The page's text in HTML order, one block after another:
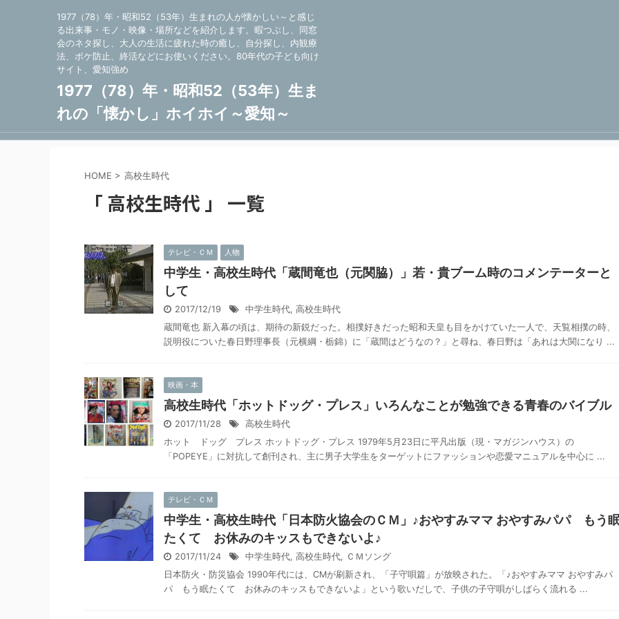
1977（78）年・昭和52（53年）生まれの人が懐かしい～と感じ
る出来事・モノ・映像・場所などを紹介します。暇つぶし、同窓
会のネタ探し、大人の生活に疲れた時の癒し、自分探し、内観療
法、ボケ防止、終活などにお使いください。80年代の子ども向け
サイト、愛知強め
1977（78）年・昭和52（53年）生ま
れの「懐かし」ホイホイ～愛知～
HOME > 高校生時代
「 高校生時代 」 一覧
テレビ・ＣＭ 人物
中学生・高校生時代「蔵間竜也（元関脇）」若・貴ブーム時のコメンテーターと
して
2017/12/19 中学生時代, 高校生時代
蔵間竜也 新入幕の頃は、期待の新鋭だった。相撲好きだった昭和天皇も目をかけていた一人で、天覧相撲の時、
説明役についた春日野理事長（元横綱・栃錦）に「蔵間はどうなの？」と尋ね、春日野は「あれは大関になり ...
映画・本
高校生時代「ホットドッグ・プレス」いろんなことが勉強できる青春のバイブル
2017/11/28
高校生時代
ホット ドッグ プレス ホットドッグ・プレス 1979年5月23日に平凡出版（現・マガジンハウス）の
「POPEYE」に対抗して創刊され、主に男子大学生をターゲットにファッションや恋愛マニュアルを中心に ...
テレビ・ＣＭ
中学生・高校生時代「日本防火協会のＣＭ」♪おやすみママ おやすみパパ もう
たくて お休みのキッスもできないよ♪
2017/11/24 中学生時代, 高校生時代, ＣＭソング
日本防火・防災協会 1990年代には、CMが刷新され、「子守唄篇」が放映された。「♪おやすみママ おやすみパ
パ もう眠たくて お休みのキッスもできないよ」という歌いだしで、子供の子守唄がしばらく流れる ...